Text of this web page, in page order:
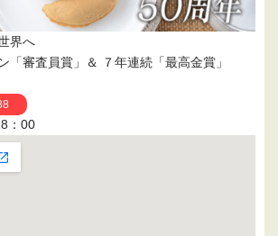
界へ
「審査員賞」＆ ７年連続「最高金賞」
：00